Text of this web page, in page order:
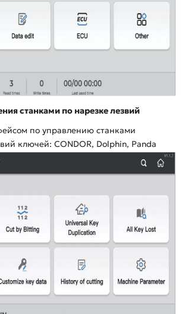
станками по нарезке лезвий
по управлению станками
ключей: CONDOR, Dolphin, Panda